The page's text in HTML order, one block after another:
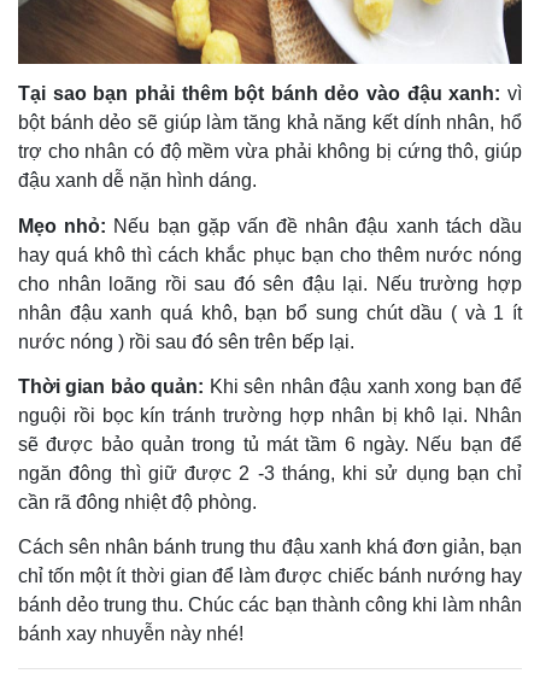
Tại sao bạn phải thêm bột bánh dẻo vào đậu xanh: vì
bột bánh dẻo sẽ giúp làm tăng khả năng kết dính nhân, hổ
trợ cho nhân có độ mềm vừa phải không bị cứng thô, giúp
đậu xanh dễ nặn hình dáng.
Mẹo nhỏ: Nếu bạn gặp vấn đề nhân đậu xanh tách dầu
hay quá khô thì cách khắc phục bạn cho thêm nước nóng
cho nhân loãng rồi sau đó sên đậu lại. Nếu trường hợp
nhân đậu xanh quá khô, bạn bổ sung chút dầu ( và 1 ít
nước nóng ) rồi sau đó sên trên bếp lại.
Thời gian bảo quản: Khi sên nhân đậu xanh xong bạn để
nguội rồi bọc kín tránh trường hợp nhân bị khô lại. Nhân
sẽ được bảo quản trong tủ mát tầm 6 ngày. Nếu bạn để
ngăn đông thì giữ được 2 -3 tháng, khi sử dụng bạn chỉ
cần rã đông nhiệt độ phòng.
Cách sên nhân bánh trung thu đậu xanh khá đơn giản, bạn
chỉ tốn một ít thời gian để làm được chiếc bánh nướng hay
bánh dẻo trung thu. Chúc các bạn thành công khi làm nhân
bánh xay nhuyễn này nhé!